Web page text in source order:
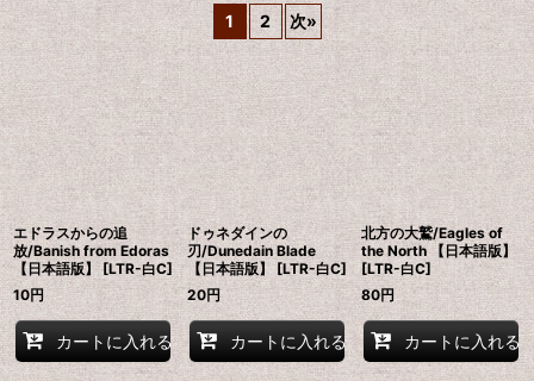
在庫あり
並び順 :
絞り込む
1 2 次»
エドラスからの追
放/Banish from Edoras
【日本語版】 [LTR-白C]
10円
カートに入れる
ドゥネダインの
刃/Dunedain Blade
【日本語版】 [LTR-白C]
20円
カートに入れる
北方の大鷲/Eagles of
the North 【日本語版】
[LTR-白C]
80円
カートに入れる